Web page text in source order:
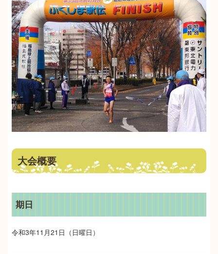
大会概要
期日
令和3年11月21日（日曜日）